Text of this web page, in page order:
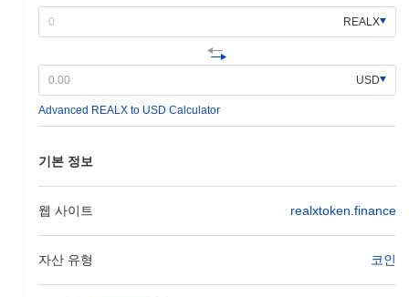
REALX
USD
Advanced REALX to USD Calculator
기본 정보
웹 사이트 realxtoken.finance
자산 유형 코인
적인 응용의 조합은 REALX를 암호화폐 생태계에서 주목할 만한
플레이어로 자리매김하게 합니다.
REALX로 무엇을 할 수 있나요?
REALX는 다양한 플랫폼과 서비스 내에서 결제용 유틸리티 토큰으
로 주로 사용됩니다. 또한 사용자는 스테이킹에 참여하여 보상을
얻고, 거버넌스 결정에 참여하며, 생태계 내에서 DeFi 앱과 NFT에
의 가치와 유용성을 향상시킵니다.
REALX는 여전히 활성화되어 있거나 관련성이 있나
요?
REALX는 현재 활성 상태이며, 지속적인 개발과 헌신적인 커뮤니
티 존재감을 가지고 있습니다. 다양한 플랫폼에서 여전히 거래되고